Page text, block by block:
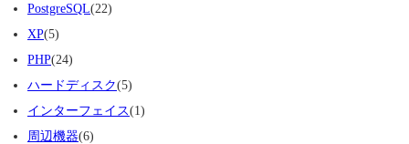
PostgreSQL(22)
XP(5)
PHP(24)
ハードディスク(5)
インターフェイス(1)
周辺機器(6)